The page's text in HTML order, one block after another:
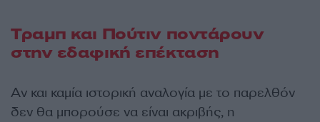
Τραμπ και Πούτιν ποντάρουν
στην εδαφική επέκταση
Αν και καμία ιστορική αναλογία με το παρελθόν
δεν θα μπορούσε να είναι ακριβής, η